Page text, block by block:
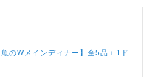
魚のWメインディナー】全5品＋1ド